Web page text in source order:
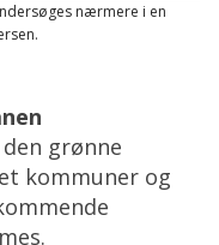
nærmere i en
grønne
kommuner og